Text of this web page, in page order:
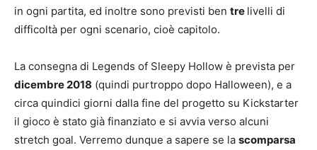
in ogni partita, ed inoltre sono previsti ben tre livelli di
difficoltà per ogni scenario, cioè capitolo.
La consegna di Legends of Sleepy Hollow è prevista per
dicembre 2018 (quindi purtroppo dopo Halloween), e a
circa quindici giorni dalla fine del progetto su Kickstarter
il gioco è stato già finanziato e si avvia verso alcuni
stretch goal. Verremo dunque a sapere se la scomparsa